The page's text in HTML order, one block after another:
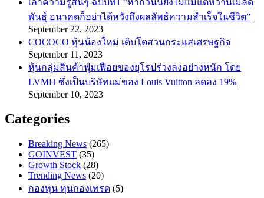
พันธ์ุ อนาคตก็อย่าได้หวังถึงผลลัพธ์ความสำเร็จในชีวิต”
September 22, 2023
COCOCO หุ้นน้องใหม่ เติบโตสวนกระแสเศรษฐกิจ
September 11, 2023
หุ้นกลุ่มสินค้าฟุ่มเฟือยของยุโรปร่วงลงอย่างหนัก โดย
LVMH ซึ่งเป็นบริษัทแม่ของ Louis Vuitton ลดลง 19%
September 10, 2023
Categories
Breaking News (265)
GOINVEST (35)
Growth Stock (28)
Trending News (20)
กองทุน ทุนกองเทรด (5)